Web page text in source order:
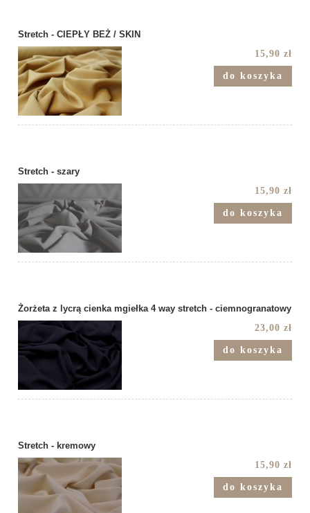
Stretch - CIEPŁY BEŻ / SKIN
15,90 zł
do koszyka
Stretch - szary
15,90 zł
do koszyka
Żorżeta z lycrą cienka mgiełka 4 way stretch - ciemnogranatowy
23,00 zł
do koszyka
Stretch - kremowy
15,90 zł
do koszyka